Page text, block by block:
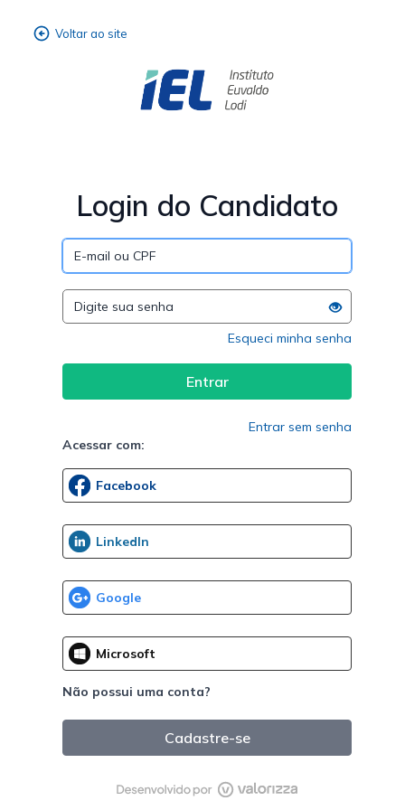
Login do Candidato
Esqueci minha senha
Entrar sem senha
Acessar com:
Não possui uma conta?